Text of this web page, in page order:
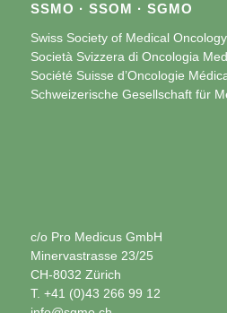
SSMO · SSOM · SGMO
Swiss Society of Medical Oncology
Società Svizzera di Oncologia
Société Suisse d’Oncologie
Schweizerische Gesellschaft für
c/o Pro Medicus GmbH
Minervastrasse 23/25
CH-8032 Zürich
T. +41 (0)43 266 99 12